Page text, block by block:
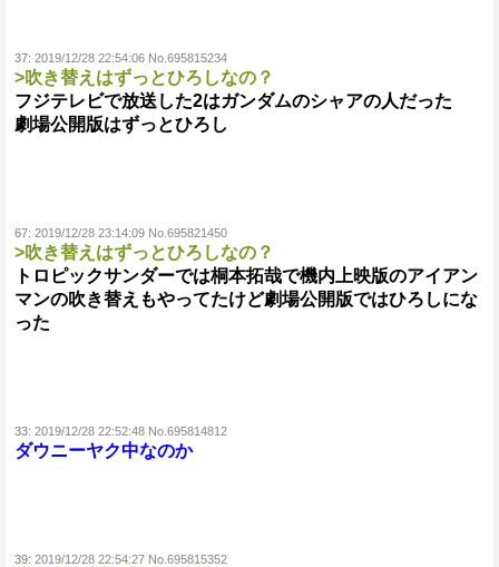
37: 2019/12/28 22:54:06 No.695815234
>吹き替えはずっとひろしなの？
フジテレビで放送した2はガンダムのシャアの人だった
劇場公開版はずっとひろし
67: 2019/12/28 23:14:09 No.695821450
>吹き替えはずっとひろしなの？
トロピックサンダーでは桐本拓哉で機内上映版のアイアン
マンの吹き替えもやってたけど劇場公開版ではひろしにな
った
33: 2019/12/28 22:52:48 No.695814812
ダウニーヤク中なのか
39: 2019/12/28 22:54:27 No.695815352